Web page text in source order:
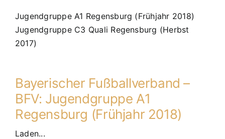
Jugendgruppe A1 Regensburg (Frühjahr 2018)
Jugendgruppe C3 Quali Regensburg (Herbst
2017)
Bayerischer Fußballverband –
BFV: Jugendgruppe A1
Regensburg (Frühjahr 2018)
Laden...